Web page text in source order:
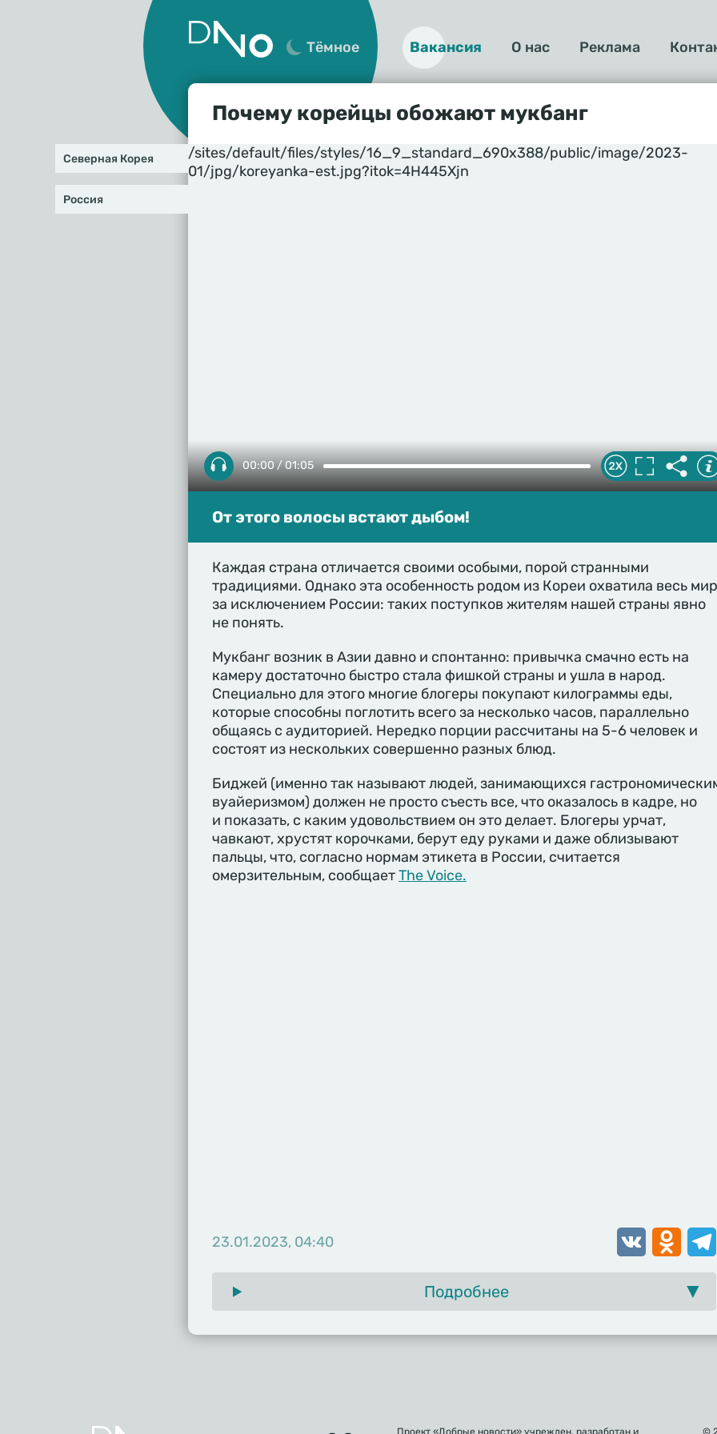
Тёмное
О
нас
Вакансия О нас Реклама
Почему корейцы обожают мукбанг
/sites/default/files/styles/16_9_standard_690x388/public/image/2023-
01/jpg/koreyanka-est.jpg?itok=4H445Xjn
00:00 / 01:05
От этого волосы встают дыбом!
Каждая страна отличается своими особыми, порой странными
традициями. Однако эта особенность родом из Кореи охватила весь мир
за исключением России: таких поступков жителям нашей страны явно
не понять.
Мукбанг возник в Азии давно и спонтанно: привычка смачно есть на
камеру достаточно быстро стала фишкой страны и ушла в народ.
Специально для этого многие блогеры покупают килограммы еды,
которые способны поглотить всего за несколько часов, параллельно
общаясь с аудиторией. Нередко порции рассчитаны на 5-6 человек и
состоят из нескольких совершенно разных блюд.
Биджей (именно так называют людей, занимающихся
вуайеризмом) должен не просто съесть все, что оказалось в кадре, но
и показать, с каким удовольствием он это делает. Блогеры урчат,
чавкают, хрустят корочками, берут еду руками и даже облизывают
пальцы, что, согласно нормам этикета в России, считается
омерзительным, сообщаетThe Voice.
23.01.2023, 04:40 VK
Подробнее
Северная Корея
Россия